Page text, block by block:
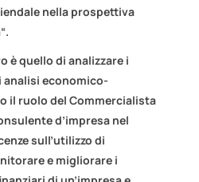
nella prospettiva
“.
è quello di analizzare i
economico-
il ruolo del Commercialista
d’impresa nel
sull’utilizzo di
e migliorare i